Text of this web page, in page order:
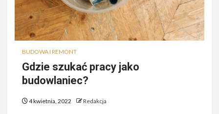
BUDOWA I REMONT
Gdzie szukać pracy jako
budowlaniec?
4 kwietnia, 2022 Redakcja